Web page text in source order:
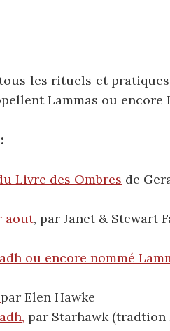
les rituels et
Lammas ou encore
Livre des Ombres de
aout, par Janet & Stewart
ou encore nommé
par Elen Hawke
par Starhawk (tradtion